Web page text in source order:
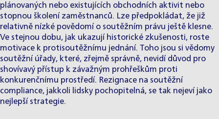
plánovaných nebo existujících obchodních aktivit nebo
stopnou školení zaměstnanců. Lze předpokládat, že již
relativně nízké povědomí o soutěžním právu ještě klesne.
Ve stejnou dobu, jak ukazují historické zkušenosti, roste
motivace k protisoutěžnímu jednání. Toho jsou si vědomy
soutěžní úřady, které, zřejmě správně, nevidí důvod pro
shovívavý přístup k závažným prohřeškům proti
konkurenčnímu prostředí. Rezignace na soutěžní
compliance, jakkoli lidsky pochopitelná, se tak nejeví jako
nejlepší strategie.